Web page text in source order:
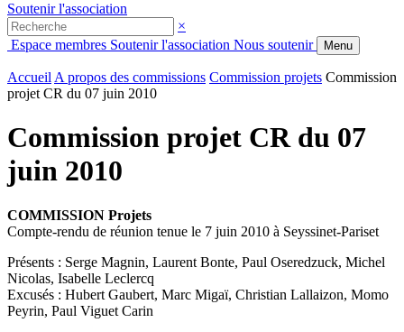
Soutenir l'association
×
Espace membres Soutenir l'association Nous soutenir Menu
Accueil A propos des commissions Commission projets Commission
projet CR du 07 juin 2010
Commission projet CR du 07
juin 2010
COMMISSION Projets
Compte-rendu de réunion tenue le 7 juin 2010 à Seyssinet-Pariset
Présents : Serge Magnin, Laurent Bonte, Paul Oseredzuck, Michel
Nicolas, Isabelle Leclercq
Excusés : Hubert Gaubert, Marc Migaï, Christian Lallaizon, Momo
Peyrin, Paul Viguet Carin